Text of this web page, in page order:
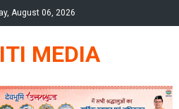
August 06, 2026
MEDIA